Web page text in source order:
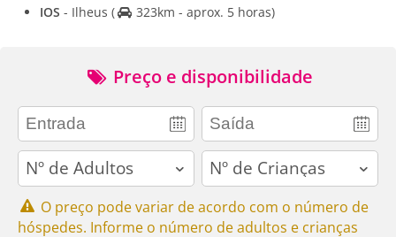
IOS - Ilheus ( 323km - aprox. 5 horas)
Preço e disponibilidade
adults children
O preço pode variar de acordo com o número de
hóspedes. Informe o número de adultos e crianças